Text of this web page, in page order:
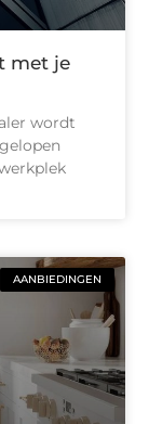
met je
wordt
AANBIEDINGEN